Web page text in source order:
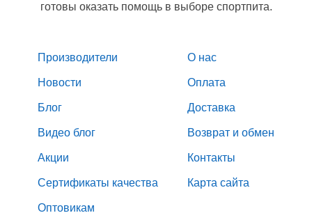
готовы оказать помощь в выборе спортпита.
Производители
Новости
Блог
Видео блог
Акции
Сертификаты качества
Оптовикам
О нас
Оплата
Доставка
Возврат и обмен
Контакты
Карта сайта